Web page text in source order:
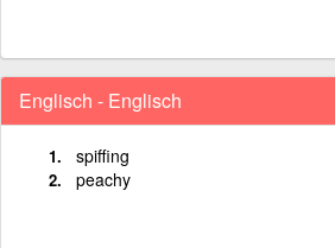
Englisch - Englisch
spiffing
peachy